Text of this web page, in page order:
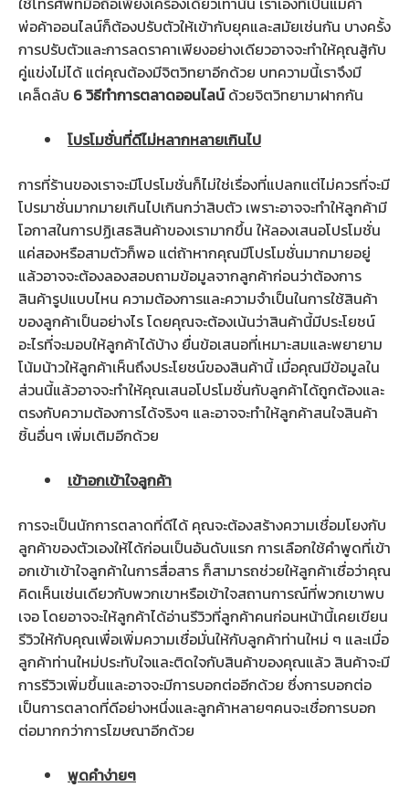
พ่อค้าออนไลน์ก็ต้องปรับตัวให้เข้ากับยุคและสมัยเช่นกัน บางครั้ง
การปรับตัวและการลดราคาเพียงอย่างเดียวอาจจะทำให้คุณสู้กับ
คู่แข่งไม่ได้ แต่คุณต้องมีจิตวิทยาอีกด้วย บทความนี้เราจึงมี
เคล็ดลับ 6วิธีทำการตลาดออนไลน์ด้วยจิตวิทยามาฝากกัน
โปรโมชั่นที่ดีไม่หลากหลายเกินไป
การที่ร้านของเราจะมีโปรโมชั่นก็ไม่ใช่เรื่องที่แปลกแต่ไม่ควรที่จะมี
โปรมาชั่นมากมายเกินไปเกินกว่าสิบตัว เพราะอาจจะทำให้ลูกค้ามี
โอกาสในการปฏิเสธสินค้าของเรามากขึ้น ให้ลองเสนอโปรโมชั่น
แค่สองหรือสามตัวก็พอ แต่ถ้าหากคุณมีโปรโมชั่นมากมายอยู่
แล้วอาจจะต้องลองสอบถามข้อมูลจากลูกค้าก่อนว่าต้องการ
สินค้ารูปแบบไหน ความต้องการและความจำเป็นในการใช้สินค้า
ของลูกค้าเป็นอย่างไร โดยคุณจะต้องเน้นว่าสินค้านี้มีประโยชน์
อะไรที่จะมอบให้ลูกค้าได้บ้าง ยื่นข้อเสนอที่เหมาะสมและพยายาม
โน้มน้าวให้ลูกค้าเห็นถึงประโยชน์ของสินค้านี้ เมื่อคุณมีข้อมูลใน
ส่วนนี้แล้วอาจจะทำให้คุณเสนอโปรโมชั่นกับลูกค้าได้ถูกต้องและ
ตรงกับความต้องการได้จริงๆ และอาจจะทำให้ลูกค้าสนใจสินค้า
ชิ้นอื่นๆ เพิ่มเติมอีกด้วย
เข้าอกเข้าใจลูกค้า
การจะเป็นนักการตลาดที่ดีได้ คุณจะต้องสร้างความเชื่อมโยงกับ
ลูกค้าของตัวเองให้ได้ก่อนเป็นอันดับแรก การเลือกใช้คำพูดที่เข้า
อกเข้าเข้าใจลูกค้าในการสื่อสาร ก็สามารถช่วยให้ลูกค้าเชื่อว่าคุณ
คิดเห็นเช่นเดียวกับพวกเขาหรือเข้าใจสถานการณ์ที่พวกเขาพบ
เจอ โดยอาจจะให้ลูกค้าได้อ่านรีวิวที่ลูกค้าคนก่อนหน้านี้เคยเขียน
รีวิวให้กับคุณเพื่อเพิ่มความเชื่อมั่นให้กับลูกค้าท่านใหม่ ๆ และเมื่อ
ลูกค้าท่านใหม่ประทับใจและติดใจกับสินค้าของคุณแล้ว สินค้าจะมี
การรีวิวเพิ่มขึ้นและอาจจะมีการบอกต่ออีกด้วย ซึ่งการบอกต่อ
เป็นการตลาดที่ดีอย่างหนึ่งและลูกค้าหลายๆคนจะเชื่อการบอก
ต่อมากกว่าการโฆษณาอีกด้วย
พูดคำง่ายๆ